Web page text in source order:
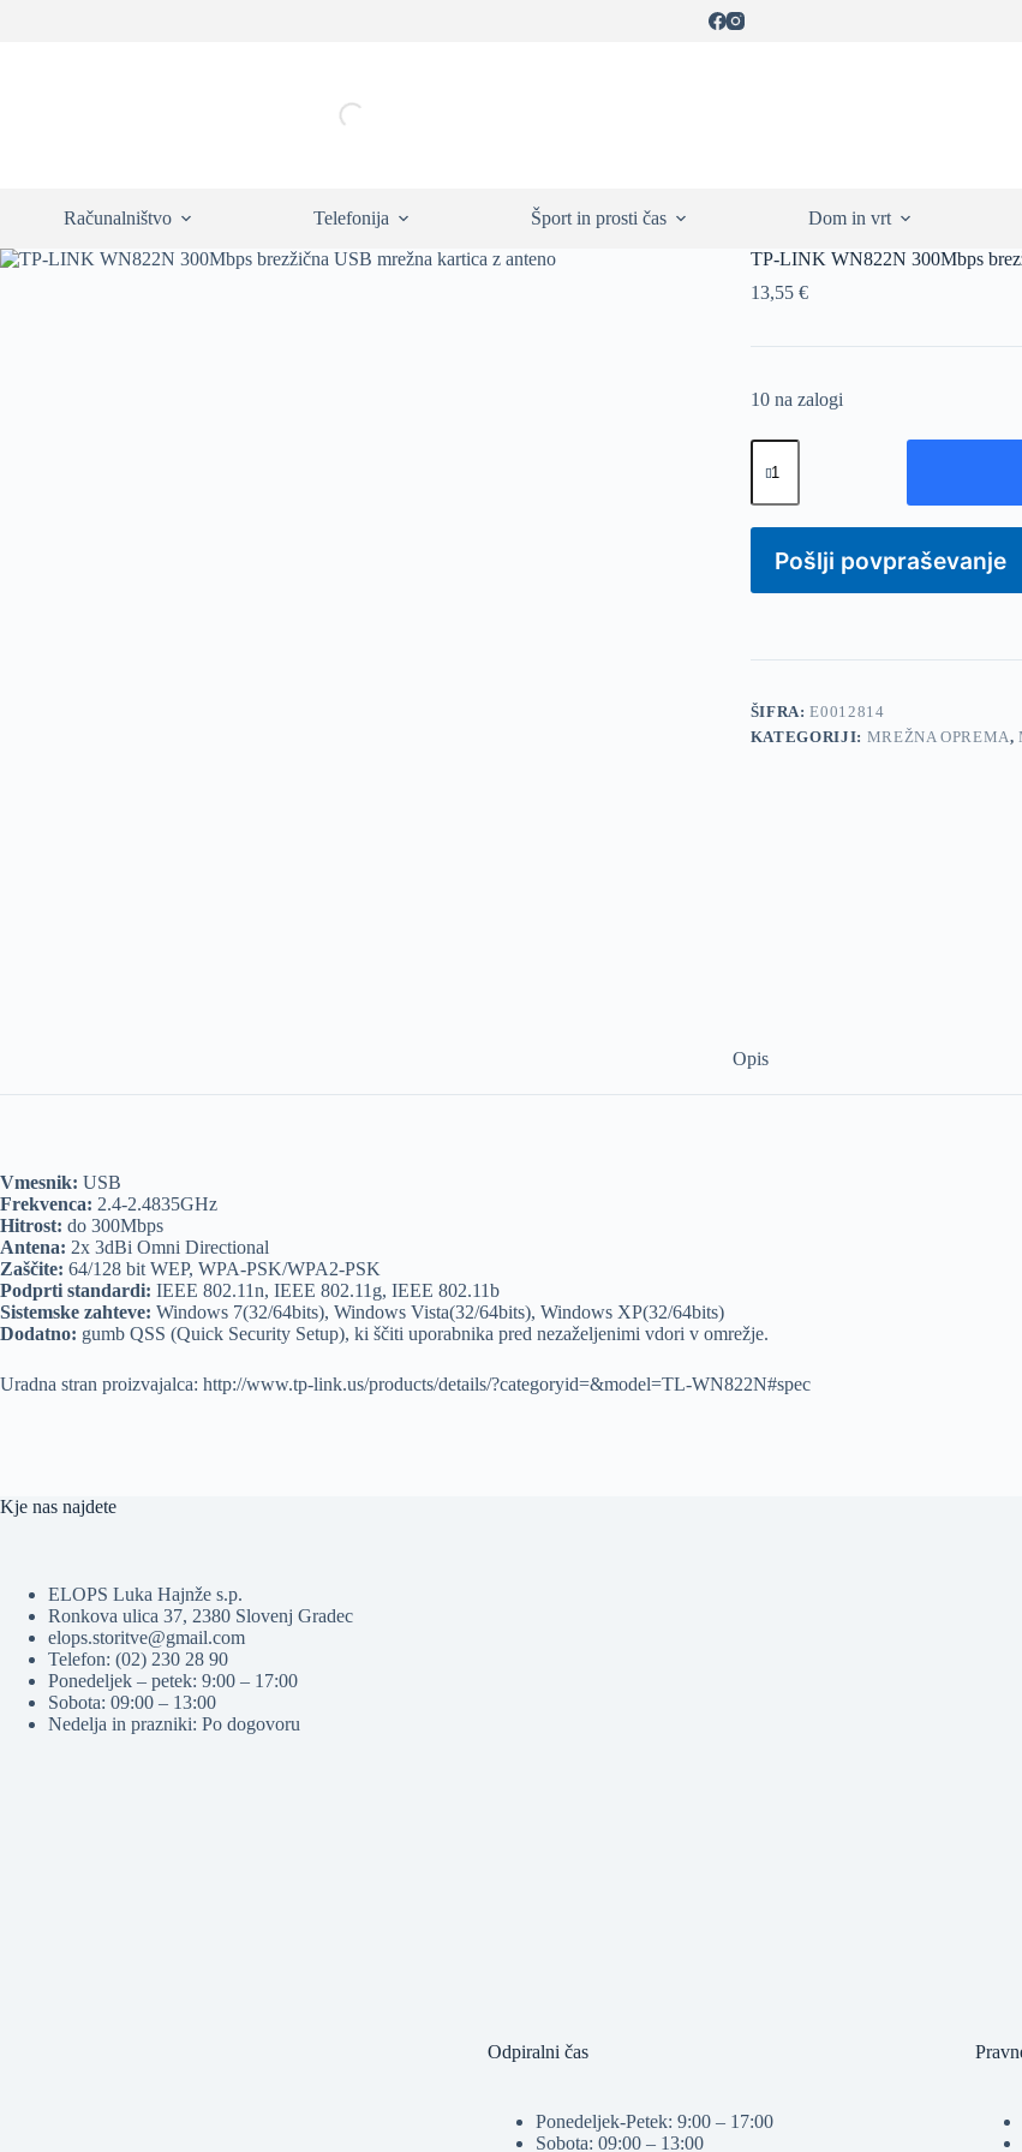
Računalništvo Telefonija Šport in prosti čas Dom in vrt
TP-LINK WN822N 300Mbps
13,55 €
10 na zalogi
TP-
LINK
300Mbps
brezžična
USB
mrežna
kartica
Pošlji povpraševanje
ŠIFRA:E0012814
KATEGORIJI: MREŽNA OPREMA,
Opis
Vmesnik: USB
Frekvenca: 2.4-2.4835GHz
Hitrost: do 300Mbps
Antena: 2x 3dBi Omni Directional
Zaščite: 64/128 bit WEP, WPA-PSK/WPA2-PSK
Podprti standardi: IEEE 802.11n, IEEE 802.11g, IEEE 802.11b
Sistemske zahteve: Windows 7(32/64bits), Windows Vista(32/64bits), Windows XP(32/64bits)
Dodatno: gumb QSS (Quick Security Setup), ki ščiti uporabnika pred nezaželjenimi vdori v omrežje.
Uradna stran proizvajalca: http://www.tp-link.us/products/details/?categoryid=&model=TL-WN822N#spec
Kje nas najdete
ELOPS Luka Hajnže s.p.
Ronkova ulica 37, 2380 Slovenj Gradec
elops.storitve@gmail.com
Telefon: (02) 230 28 90
Ponedeljek – petek: 9:00 – 17:00
Sobota: 09:00 – 13:00
Nedelja in prazniki: Po dogovoru
Odpiralni čas
Ponedeljek-Petek: 9:00 – 17:00
Sobota: 09:00 – 13:00